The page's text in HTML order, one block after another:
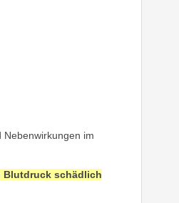
Nebenwirkungen im
Blutdruck schädlich